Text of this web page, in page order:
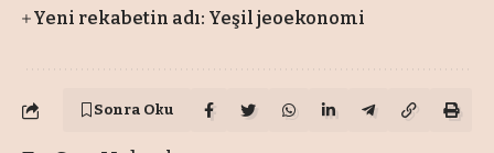
Yeni rekabetin adı: Yeşil jeoekonomi
Sonra Oku